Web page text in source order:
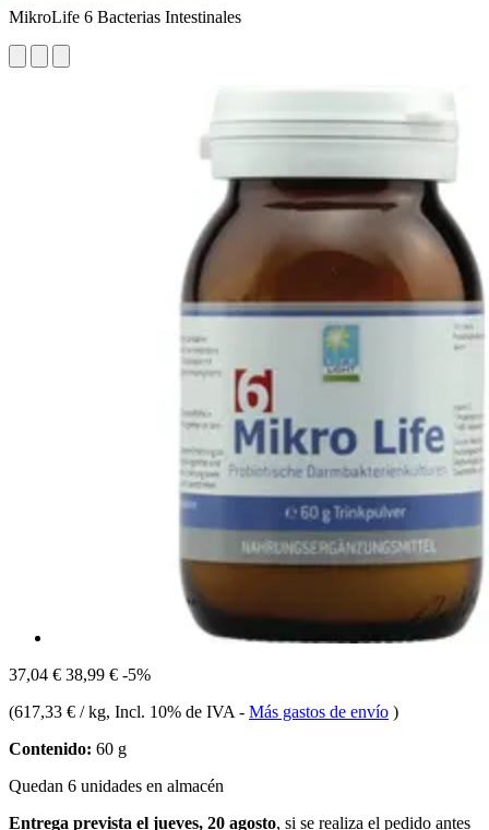
MikroLife 6 Bacterias Intestinales
37,04 € 38,99 € -5%
(617,33 € / kg, Incl. 10% de IVA - Más gastos de envío )
Contenido: 60 g
Quedan 6 unidades en almacén
Entrega prevista el jueves, 20 agosto, si se realiza el pedido antes